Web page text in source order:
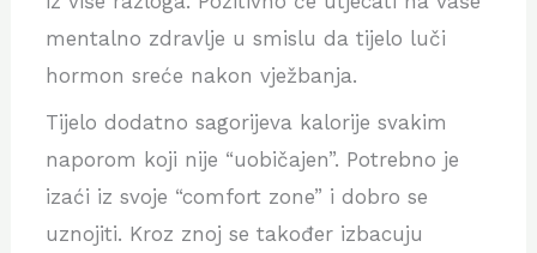
mentalno zdravlje u smislu da tijelo luči
hormon sreće nakon vježbanja.
Tijelo dodatno sagorijeva kalorije svakim
naporom koji nije “uobičajen”. Potrebno je
izaći iz svoje “comfort zone” i dobro se
uznojiti. Kroz znoj se također izbacuju